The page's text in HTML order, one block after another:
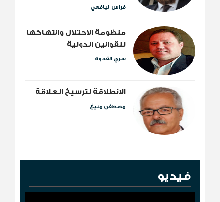
فراس اليافعي
منظومة الاحتلال وانتهاكها
للقوانين الدولية
سري القدوة
الانطلاقة لترسيخ العلاقة
مصطفى منيغ
فيديو